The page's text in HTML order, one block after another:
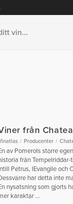
från
Producenter
av Pomerols större
från
Pétrus, lEvangile och
har detta inte
nysatsning som gjorts
karaktär ...